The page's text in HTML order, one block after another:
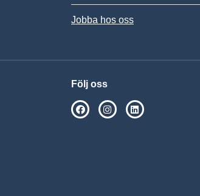
Jobba hos oss
Följ oss
SPSM på Facebook
SPSM på Instagram